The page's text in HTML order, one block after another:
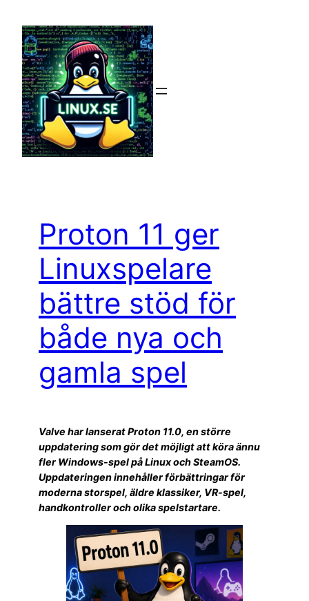
innehåll
Proton 11 ger
Linuxspelare
bättre stöd för
både nya och
gamla spel
Valve har lanserat Proton 11.0, en större
uppdatering som gör det möjligt att köra ännu
fler Windows-spel på Linux och SteamOS.
Uppdateringen innehåller förbättringar för
moderna storspel, äldre klassiker, VR-spel,
handkontroller och olika spelstartare.